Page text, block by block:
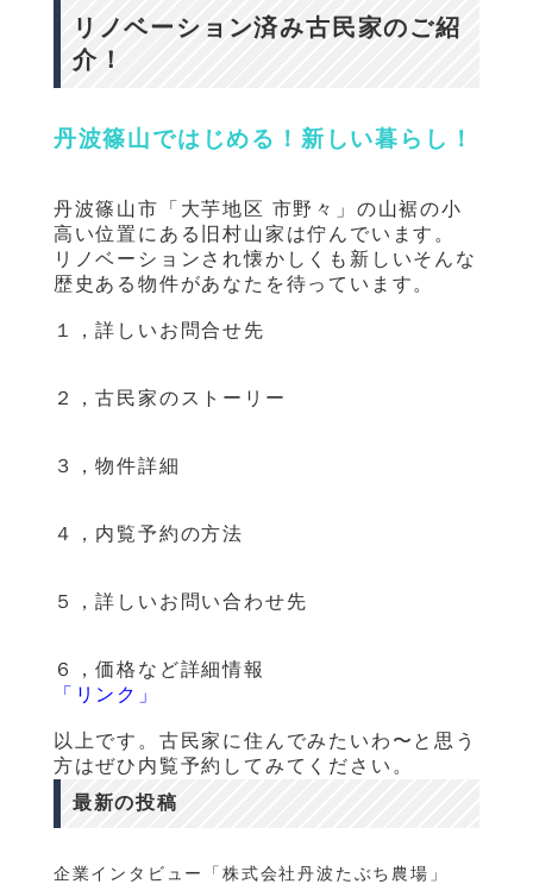
リノベーション済み古民家のご紹
介！
丹波篠山ではじめる！新しい暮らし！
丹波篠山市「大芋地区 市野々」の山裾の小
高い位置にある旧村山家は佇んでいます。
リノベーションされ懐かしくも新しいそんな
歴史ある物件があなたを待っています。
１，詳しいお問合せ先
２，古民家のストーリー
３，物件詳細
４，内覧予約の方法
５，詳しいお問い合わせ先
６，価格など詳細情報
「リンク」
以上です。古民家に住んでみたいわ〜と思う
方はぜひ内覧予約してみてください。
最新の投稿
企業インタビュー「株式会社丹波たぶち農場」